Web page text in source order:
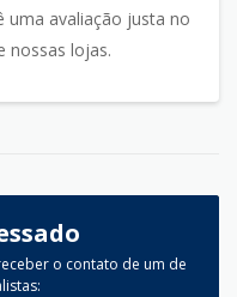
uma avaliação justa no
nossas lojas.
o contato de um de